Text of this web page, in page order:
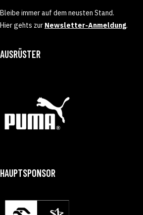
Bleibe immer auf dem neusten Stand.
Hier gehts zur Newsletter-Anmeldung.
AUSRÜSTER
HAUPTSPONSOR